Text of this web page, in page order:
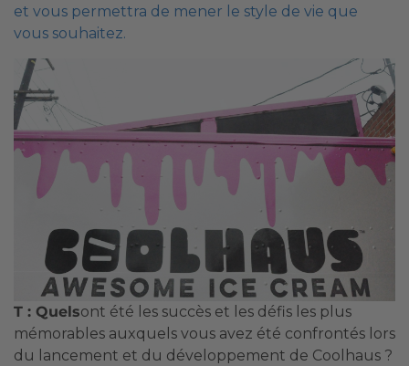
et vous permettra de mener le style de vie que
vous souhaitez.
T : Quelsont été les succès et les défis les plus
mémorables auxquels vous avez été confrontés lors
du lancement et du développement de Coolhaus ?